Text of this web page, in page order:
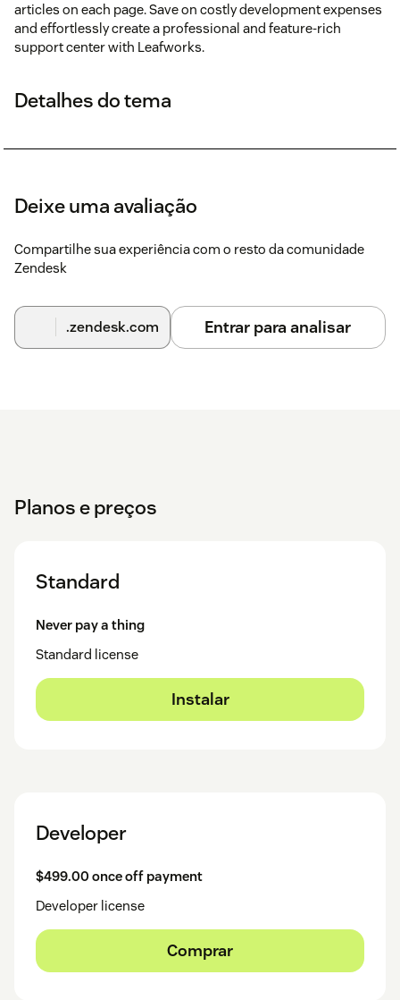
articles on each page. Save on costly development expenses
and effortlessly create a professional and feature-rich
support center with Leafworks.
Detalhes do tema
Deixe uma avaliação
Compartilhe sua experiência com o resto da comunidade
Zendesk
.zendesk.com Entrar para analisar
Planos e preços
Standard
Never pay a thing
Standard license
Instalar
Developer
$499.00 once off payment
Developer license
Comprar